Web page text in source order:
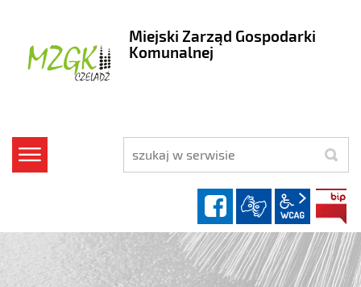
Miejski Zarząd Gospodarki
Komunalnej
szukaj
facebook
wcag2.1